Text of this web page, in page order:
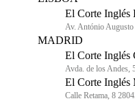
El Corte Inglés
Av. António
MADRID
El Corte Inglés
Avda. de los Andes,
El Corte Inglés
Calle Retama, 8